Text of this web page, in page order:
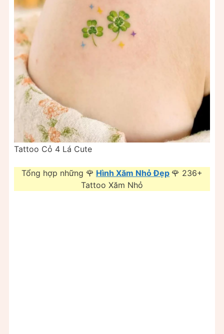
Tattoo Cỏ 4 Lá Cute
Tổng hợp những 🌹 Hình Xăm Nhỏ Đẹp 🌹 236+
Tattoo Xăm Nhỏ